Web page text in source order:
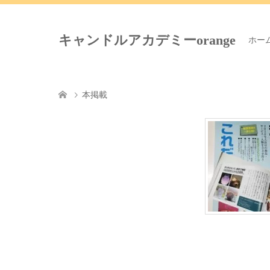
キャンドルアカデミーorange ホー
本掲載